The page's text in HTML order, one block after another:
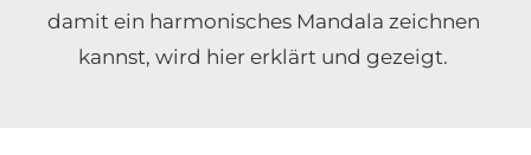
damit ein harmonisches Mandala zeichnen
kannst, wird hier erklärt und gezeigt.